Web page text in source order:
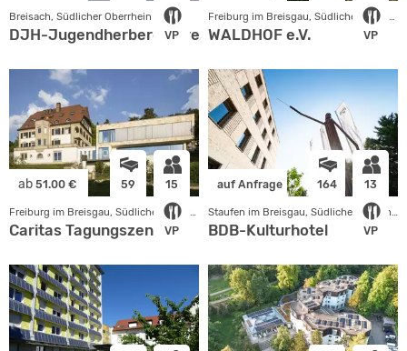
VP
Breisach, Südlicher Oberrhein
DJH-Jugendherberge Breisach und VP
Freiburg im Breisgau, Südlicher Oberrhein
WALDHOF e.V.
ab 51.00 € 59 15
VP
Caritas Tagungszentrum
auf Anfrage 164 13
VP
BDB-Kulturhotel